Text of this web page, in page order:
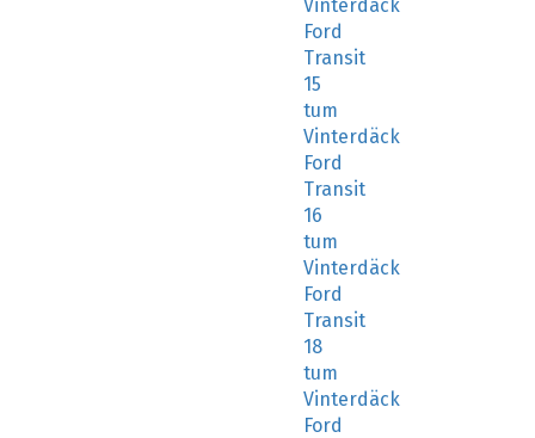
Vinterdäck
Ford
Transit
15
tum
Vinterdäck
Ford
Transit
16
tum
Vinterdäck
Ford
Transit
18
tum
Vinterdäck
Ford